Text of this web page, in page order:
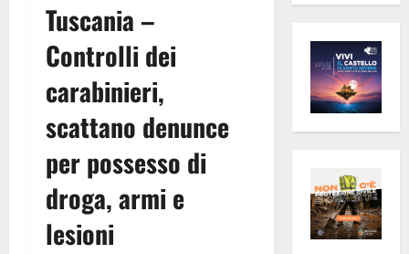
Tuscania –
Controlli dei
carabinieri,
scattano denunce
per possesso di
droga, armi e
lesioni